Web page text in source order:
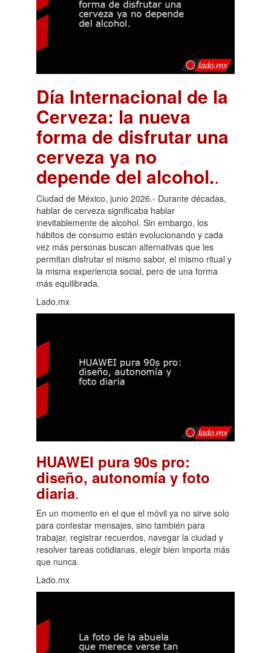
Día Internacional de la
Cerveza: la nueva
forma de disfrutar una
cerveza ya no
depende del alcohol..
Ciudad de México, junio 2026.- Durante décadas,
hablar de cerveza significaba hablar
inevitablemente de alcohol. Sin embargo, los
hábitos de consumo están evolucionando y cada
vez más personas buscan alternativas que les
permitan disfrutar el mismo sabor, el mismo ritual y
la misma experiencia social, pero de una forma
más equilibrada.
Lado.mx
HUAWEI pura 90s pro:
diseño, autonomía y foto
diaria.
En un momento en el que el móvil ya no sirve solo
para contestar mensajes, sino también para
trabajar, registrar recuerdos, navegar la ciudad y
resolver tareas cotidianas, elegir bien importa más
que nunca.
Lado.mx